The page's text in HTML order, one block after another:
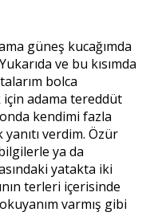
güneş kucağımda
ve bu kısımda
bolca
adama tereddüt
kendimi fazla
verdim. Özür
ya da
yatakta iki
terleri içerisinde
varmış gibi